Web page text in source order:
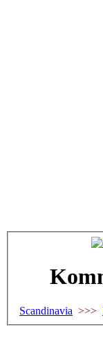
Scandinavia >>>